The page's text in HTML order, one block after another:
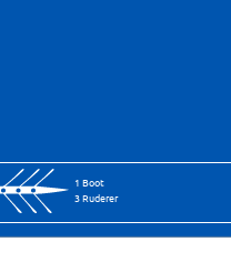
1 Boot
3 Ruderer